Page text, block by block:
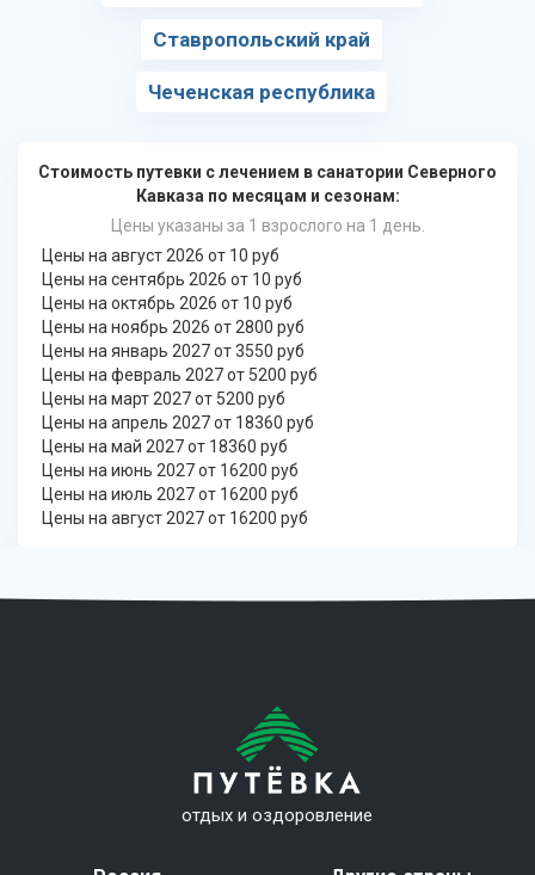
Ставропольский край
Чеченская республика
Стоимость путевки с лечением в санатории Северного
Кавказа по месяцам и сезонам:
Цены указаны за 1 взрослого на 1 день.
Цены на август 2026 от 10 руб
Цены на сентябрь 2026 от 10 руб
Цены на октябрь 2026 от 10 руб
Цены на ноябрь 2026 от 2800 руб
Цены на январь 2027 от 3550 руб
Цены на февраль 2027 от 5200 руб
Цены на март 2027 от 5200 руб
Цены на апрель 2027 от 18360 руб
Цены на май 2027 от 18360 руб
Цены на июнь 2027 от 16200 руб
Цены на июль 2027 от 16200 руб
Цены на август 2027 от 16200 руб
отдых и оздоровление